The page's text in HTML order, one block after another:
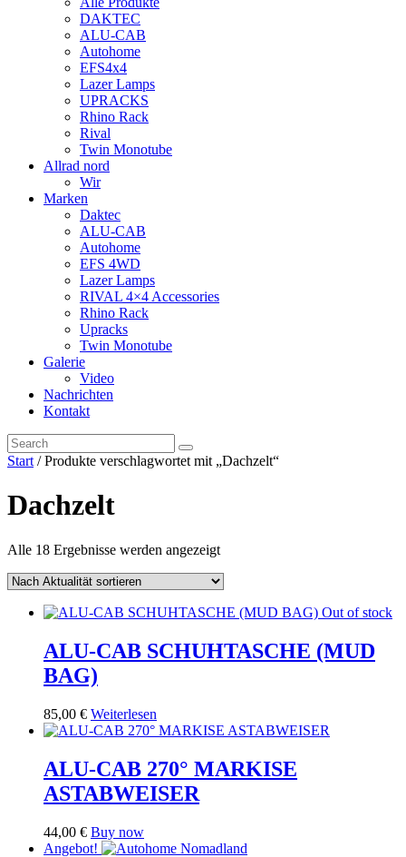
DAKTEC
ALU-CAB
Autohome
EFS4x4
Lazer Lamps
UPRACKS
Rhino Rack
Rival
Twin Monotube
Allrad nord
Wir
Marken
Daktec
ALU-CAB
Autohome
EFS 4WD
Lazer Lamps
RIVAL 4×4 Accessories
Rhino Rack
Upracks
Twin Monotube
Galerie
Video
Nachrichten
Kontakt
Start / Produkte verschlagwortet mit „Dachzelt“
Dachzelt
Alle 18 Ergebnisse werden angezeigtNach
sortiert
Out of stock
ALU-CAB SCHUHTASCHE (MUD
BAG)
85,00 € Weiterlesen
ALU-CAB 270° MARKISE
ASTABWEISER
44,00 € Buy now
Angebot!